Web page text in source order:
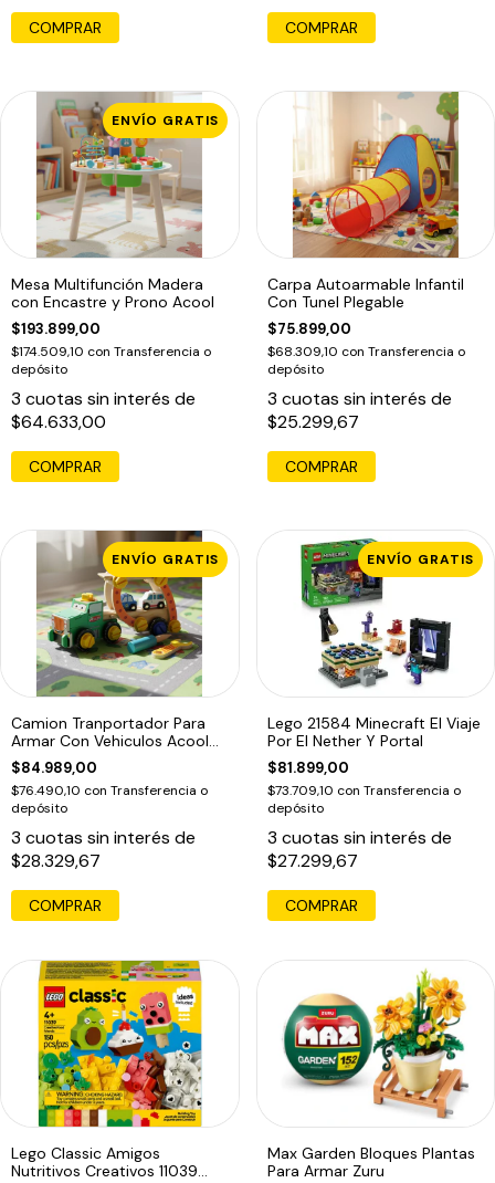
ENVÍO GRATIS
Mesa Multifunción Madera
con Encastre y Prono Acool
$193.899,00
$174.509,10 con Transferencia o
depósito
3 cuotas sin interés de
$64.633,00
Carpa Autoarmable Infantil
Con Tunel Plegable
$75.899,00
$68.309,10 con Transferencia o
depósito
3 cuotas sin interés de
$25.299,67
COMPRAR
ENVÍO GRATIS
Camion Tranportador Para
Armar Con Vehiculos Acool
Ac6658
$84.989,00
$76.490,10 con Transferencia o
depósito
3 cuotas sin interés de
$28.329,67
COMPRAR
ENVÍO GRATIS
Lego 21584 Minecraft El Viaje
Por El Nether Y Portal
$81.899,00
$73.709,10 con Transferencia o
depósito
3 cuotas sin interés de
$27.299,67
COMPRAR
Lego Classic Amigos
Nutritivos Creativos 11039
Max Garden Bloques Plantas
Para Armar Zuru